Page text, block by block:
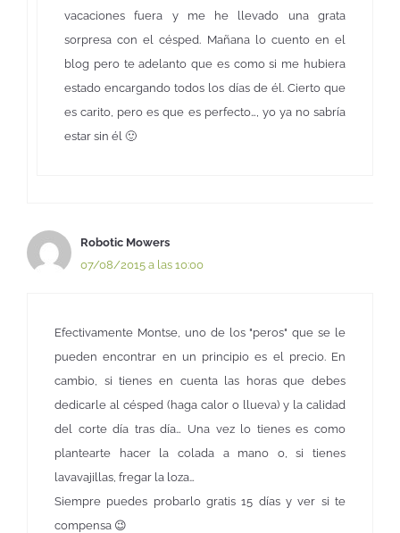
vacaciones fuera y me he llevado una grata
sorpresa con el césped. Mañana lo cuento en el
blog pero te adelanto que es como si me hubiera
estado encargando todos los días de él. Cierto que
es carito, pero es que es perfecto…, yo ya no sabría
estar sin él 🙂
Robotic Mowers
07/08/2015 a las 10:00
Efectivamente Montse, uno de los "peros" que se le
pueden encontrar en un principio es el precio. En
cambio, si tienes en cuenta las horas que debes
dedicarle al césped (haga calor o llueva) y la calidad
del corte día tras día… Una vez lo tienes es como
plantearte hacer la colada a mano o, si tienes
lavavajillas, fregar la loza…
Siempre puedes probarlo gratis 15 días y ver si te
compensa 😉